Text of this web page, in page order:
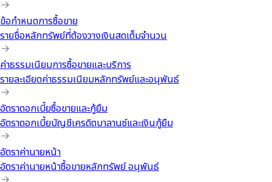
ข้อกำหนดการซื้อขาย
รายชื่อหลักทรัพย์ที่ต้องวางเงินสดเต็มจำนวน
ค่าธรรมเนียมการซื้อขายและบริการ
รายละเอียดค่าธรรมเนียมหลักทรัพย์และอนุพันธ์
อัตราดอกเบี้ยซื้อขายและกู้ยืม
อัตราดอกเบี้ยบัญชีเครดิตบาลานซ์และเงินกู้ยืม
อัตราค่านายหน้า
อัตราค่านายหน้าซื้อขายหลักทรัพย์ อนุพันธ์